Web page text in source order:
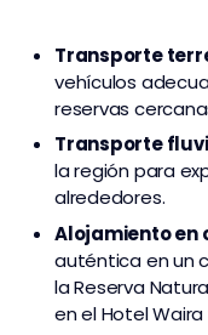
Transporte
vehículos
reservas
Transporte
la región para
alrededores.
Alojamiento en
auténtica en un
la Reserva
en el Hotel